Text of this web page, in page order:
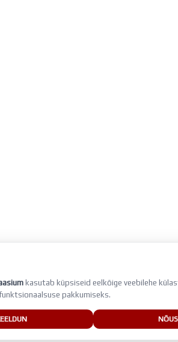
kasutab küpsiseid eelkõige veebilehe
pakkumiseks.